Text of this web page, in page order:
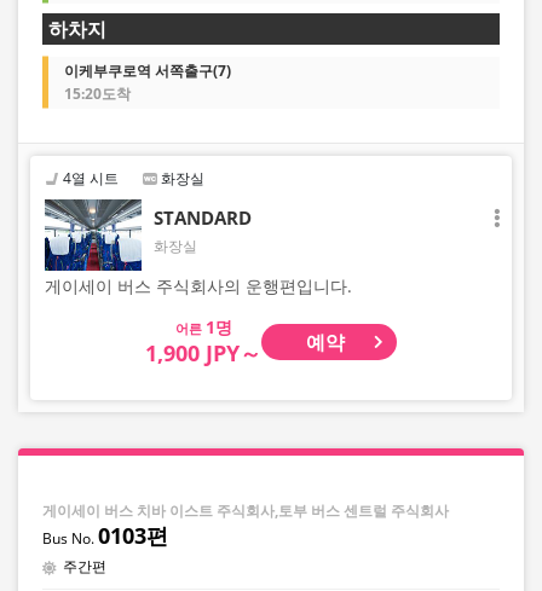
하차지
이케부쿠로역 서쪽출구(7)
15:20도착
4열 시트 화장실
STANDARD
화장실
게이세이 버스 주식회사의 운행편입니다.
어른
1,900 JPY～ 예약
게이세이 버스 치바 이스트 주식회사,토부 버스 센트럴 주식회사
0103편
주간편